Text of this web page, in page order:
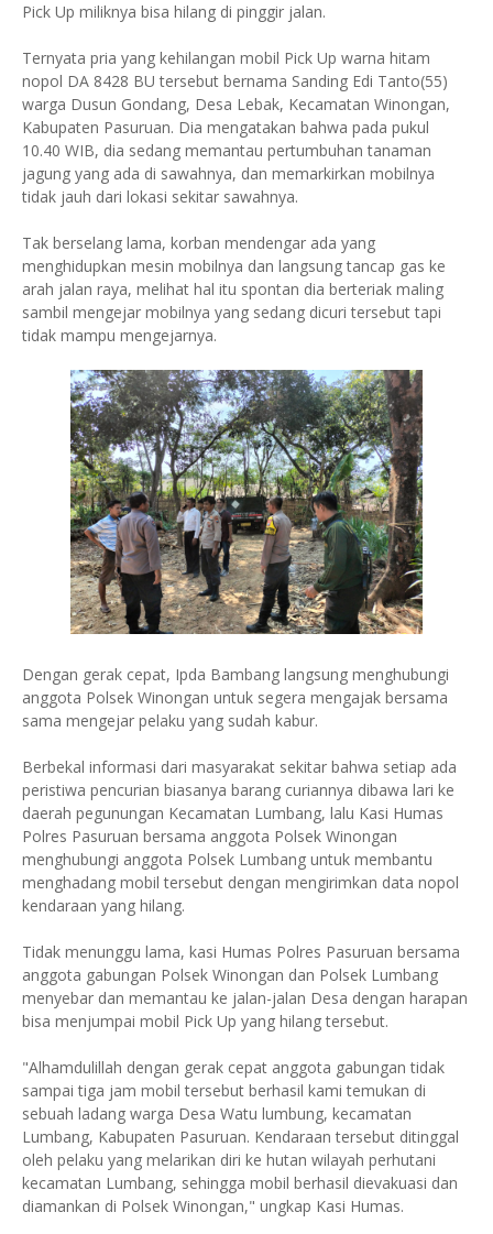
Pick Up miliknya bisa hilang di pinggir jalan.
Ternyata pria yang kehilangan mobil Pick Up warna hitam
nopol DA 8428 BU tersebut bernama Sanding Edi Tanto(55)
warga Dusun Gondang, Desa Lebak, Kecamatan Winongan,
Kabupaten Pasuruan. Dia mengatakan bahwa pada pukul
10.40 WIB, dia sedang memantau pertumbuhan tanaman
jagung yang ada di sawahnya, dan memarkirkan mobilnya
tidak jauh dari lokasi sekitar sawahnya.
Tak berselang lama, korban mendengar ada yang
menghidupkan mesin mobilnya dan langsung tancap gas ke
arah jalan raya, melihat hal itu spontan dia berteriak maling
sambil mengejar mobilnya yang sedang dicuri tersebut tapi
tidak mampu mengejarnya.
Dengan gerak cepat, Ipda Bambang langsung menghubungi
anggota Polsek Winongan untuk segera mengajak bersama
sama mengejar pelaku yang sudah kabur.
Berbekal informasi dari masyarakat sekitar bahwa setiap ada
peristiwa pencurian biasanya barang curiannya dibawa lari ke
daerah pegunungan Kecamatan Lumbang, lalu Kasi Humas
Polres Pasuruan bersama anggota Polsek Winongan
menghubungi anggota Polsek Lumbang untuk membantu
menghadang mobil tersebut dengan mengirimkan data nopol
kendaraan yang hilang.
Tidak menunggu lama, kasi Humas Polres Pasuruan bersama
anggota gabungan Polsek Winongan dan Polsek Lumbang
menyebar dan memantau ke jalan-jalan Desa dengan harapan
bisa menjumpai mobil Pick Up yang hilang tersebut.
"Alhamdulillah dengan gerak cepat anggota gabungan tidak
sampai tiga jam mobil tersebut berhasil kami temukan di
sebuah ladang warga Desa Watu lumbung, kecamatan
Lumbang, Kabupaten Pasuruan. Kendaraan tersebut ditinggal
oleh pelaku yang melarikan diri ke hutan wilayah perhutani
kecamatan Lumbang, sehingga mobil berhasil dievakuasi dan
diamankan di Polsek Winongan," ungkap Kasi Humas.